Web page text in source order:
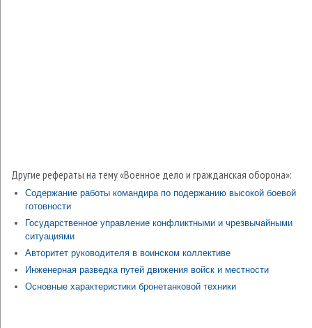
Другие рефераты на тему «Военное дело и гражданская оборона»:
Содержание работы командира по подержанию высокой боевой
готовности
Государственное управление конфликтными и чрезвычайными
ситуациями
Авторитет руководителя в воинском коллективе
Инженерная разведка путей движения войск и местности
Основные характеристики бронетанковой техники